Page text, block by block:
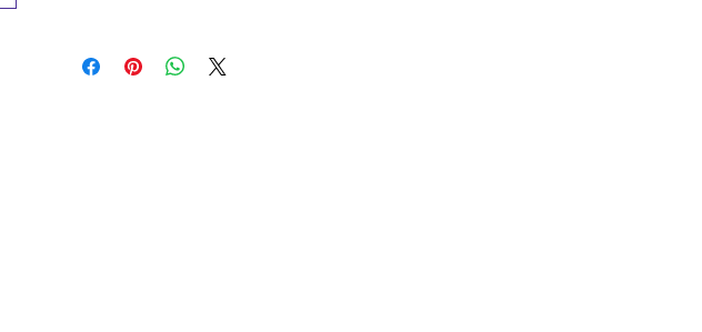
BİLGİSİ İÇİN LÜTFEN SORUNUZ.